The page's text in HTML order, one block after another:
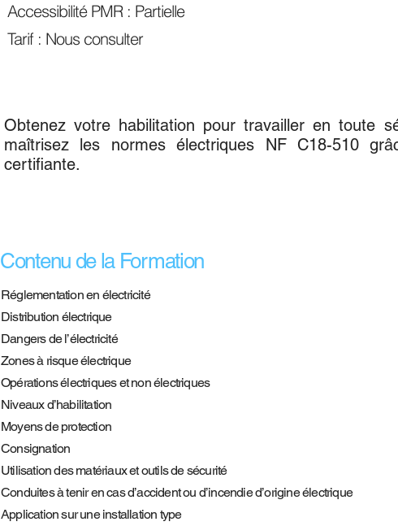
Accessibilité PMR : Partielle
Tarif : Nous consulter
Obtenez votre habilitation pour travailler en toute
maîtrisez les normes électriques NF C18-510
certifiante.
Contenu de la Formation
Réglementation en électricité
Distribution électrique
Dangers de l’électricité
Zones à risque électrique
Opérations électriques et non électriques
Niveaux d’habilitation
Moyens de protection
Consignation
Utilisation des matériaux et outils de sécurité
Conduites à tenir en cas d’accident ou d’incendie d’origine électrique
Application sur une installation type